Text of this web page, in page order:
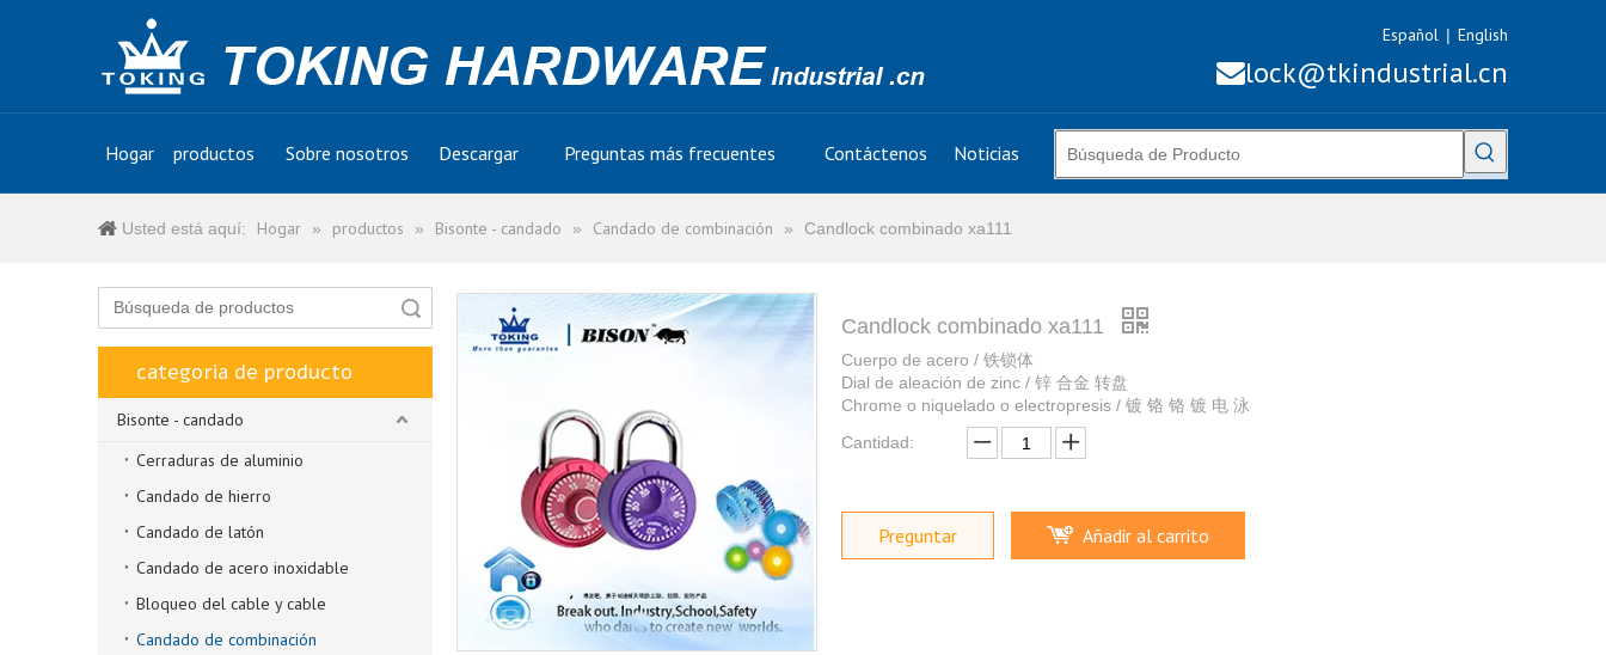
Español | English
lock@tkindustrial.cn
Hogar productos Sobre nosotros Descargar Preguntas más frecuentes Contáctenos Noticias
Usted está aquí: Hogar » productos » Bisonte - candado » Candado de combinación » Candlock combinado xa111
categoria de producto
Bisonte - candado
Cerraduras de aluminio
Candado de hierro
Candado de latón
Candado de acero inoxidable
Bloqueo del cable y cable
Candado de combinación
Candlock combinado xa111
Cuerpo de acero / 铁锁体
Dial de aleación de zinc / 锌 合金 转盘
Chrome o niquelado o electropresis / 镀 铬 铬 镀 电 泳
Cantidad:
Preguntar Añadir al carrito